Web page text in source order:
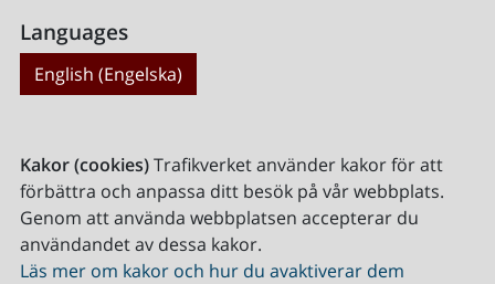
Languages
English (Engelska)
Kakor (cookies)Trafikverket använder kakor för att
förbättra och anpassa ditt besök på vår webbplats.
Genom att använda webbplatsen accepterar du
användandet av dessa kakor.
Läs mer om kakor och hur du avaktiverar dem